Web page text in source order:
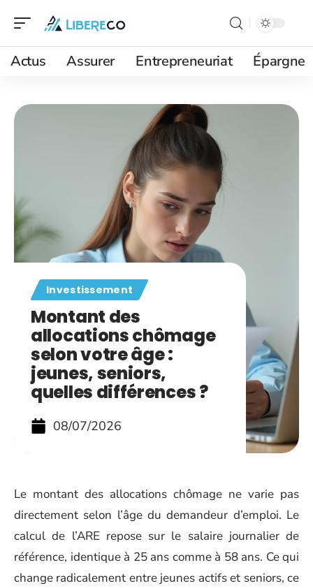
Actus Assurer Entrepreneuriat Épargne
Investissement
Montant des
allocations chômage
selon votre âge :
jeunes, seniors,
quelles différences ?
08/07/2026
Le montant des allocations chômage ne varie pas
directement selon l’âge du demandeur d’emploi. Le
calcul de l’ARE repose sur le salaire journalier de
référence, identique à 25 ans comme à 58 ans. Ce qui
change radicalement entre jeunes actifs et seniors, ce